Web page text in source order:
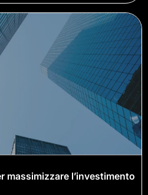
massimizzare l’investimento